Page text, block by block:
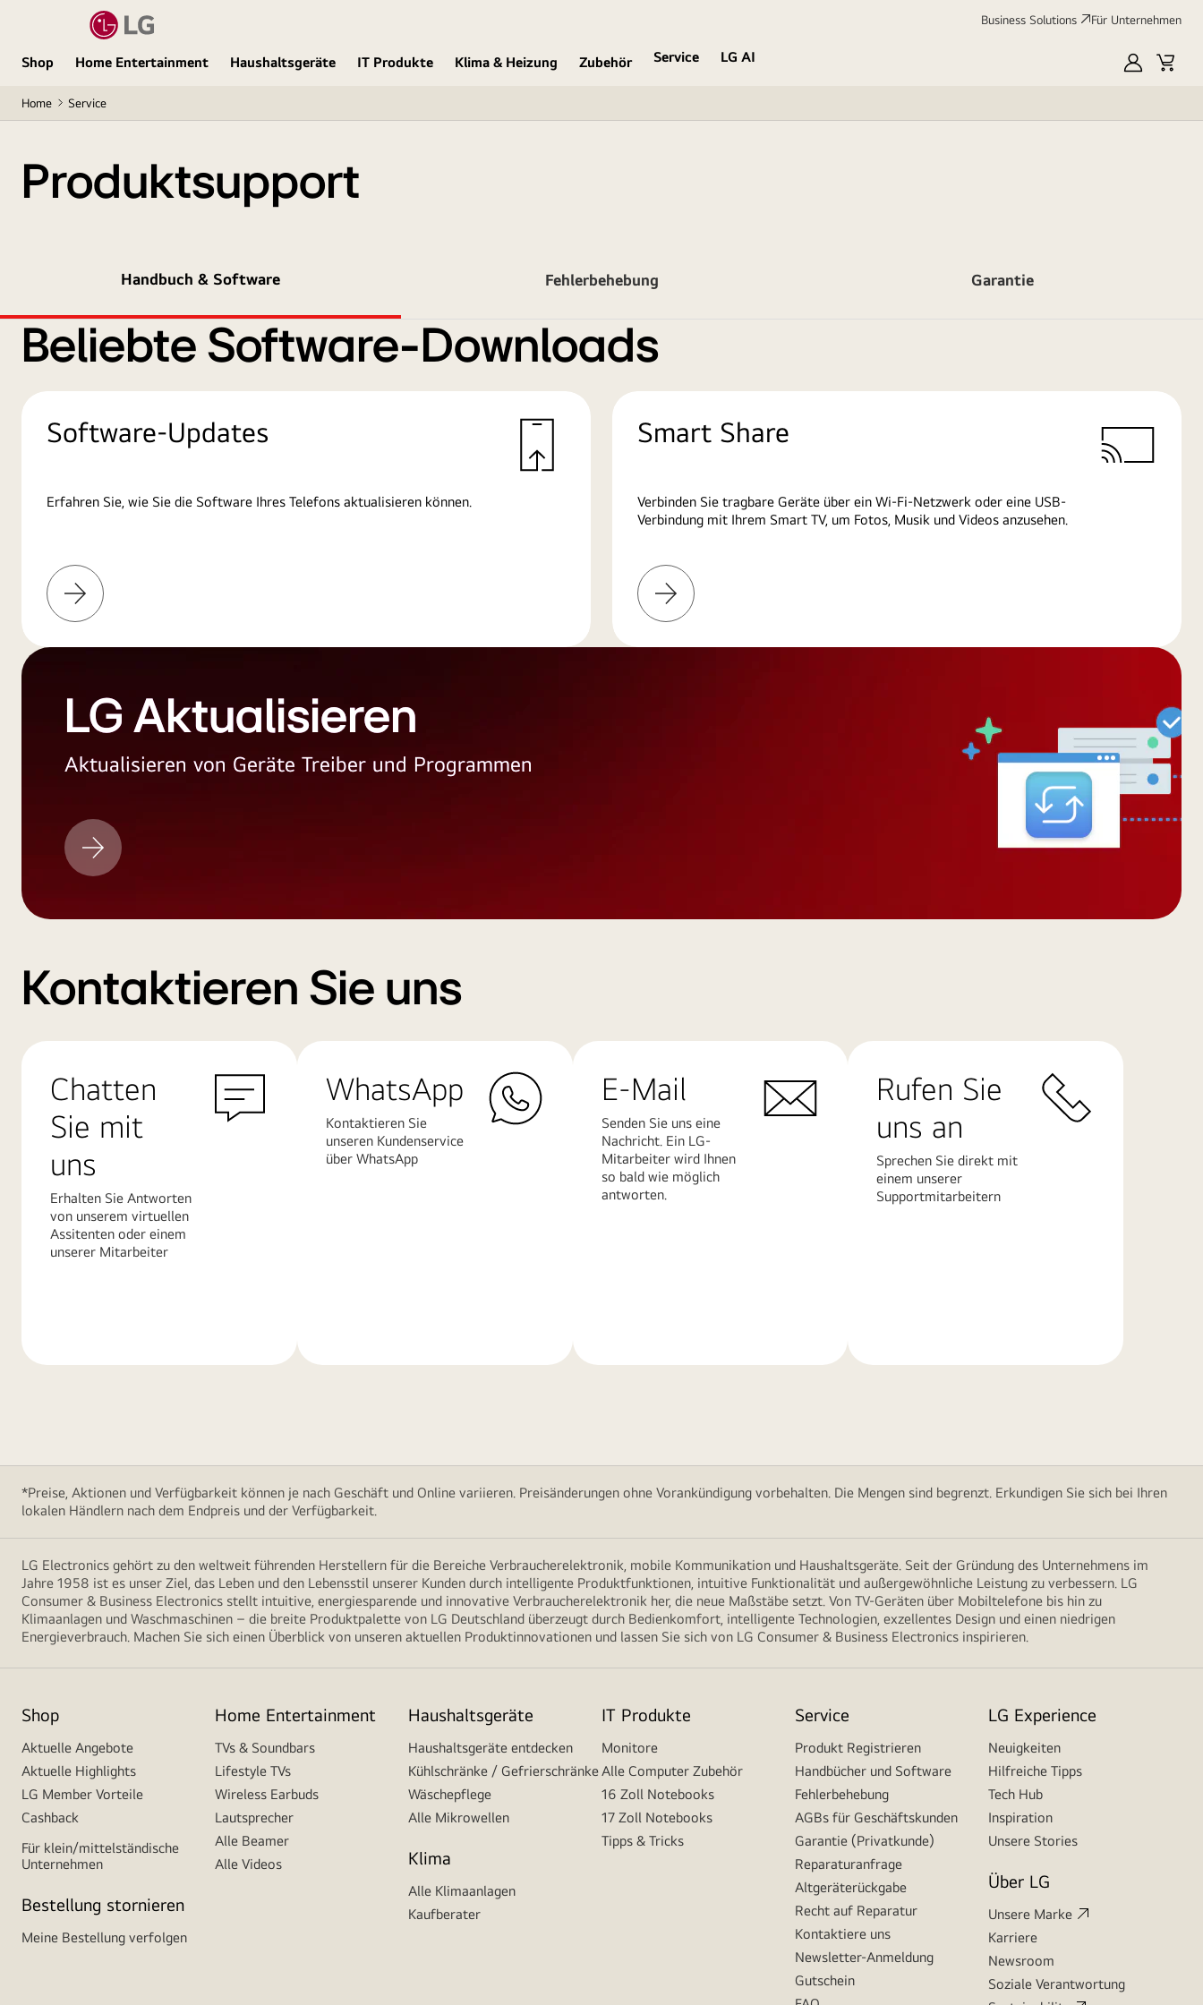
Business Solutions Für Unternehmen
Shop Home Entertainment Haushaltsgeräte IT Produkte Klima & Heizung Zubehör Service
LG AI
MyLGCart
Home Service
Produktsupport
Handbuch & Software Fehlerbehebung Garantie
Beliebte Software-Downloads
Software-Updates
Erfahren Sie, wie Sie die Software Ihres Telefons aktualisieren können.
Weitere
Informationen
Smart Share
Verbinden Sie tragbare Geräte über ein Wi-Fi-Netzwerk oder eine USB-
Verbindung mit Ihrem Smart TV, um Fotos, Musik und Videos anzusehen.
Weitere
Informationen
LG Aktualisieren
Aktualisieren von Geräte Treiber und Programmen
LG
Aktualisieren
Kontaktieren Sie uns
Chatten
Sie mit
uns
Erhalten Sie Antworten
von unserem virtuellen
Assitenten oder einem
unserer Mitarbeiter
WhatsApp
Kontaktieren Sie
unseren Kundenservice
über WhatsApp
E-Mail
Senden Sie uns eine
Nachricht. Ein LG-
Mitarbeiter wird Ihnen
so bald wie möglich
antworten.
Rufen Sie
uns an
Sprechen Sie direkt mit
einem unserer
Supportmitarbeitern
*Preise, Aktionen und Verfügbarkeit können je nach Geschäft und Online variieren. Preisänderungen ohne Vorankündigung vorbehalten. Die Mengen sind begrenzt. Erkundigen Sie sich bei Ihren
lokalen Händlern nach dem Endpreis und der Verfügbarkeit.
LG Electronics gehört zu den weltweit führenden Herstellern für die Bereiche Verbraucherelektronik, mobile Kommunikation und Haushaltsgeräte. Seit der Gründung des Unternehmens im
Jahre 1958 ist es unser Ziel, das Leben und den Lebensstil unserer Kunden durch intelligente Produktfunktionen, intuitive Funktionalität und außergewöhnliche Leistung zu verbessern. LG
Consumer & Business Electronics stellt intuitive, energiesparende und innovative Verbraucherelektronik her, die neue Maßstäbe setzt. Von TV-Geräten über Mobiltelefone bis hin zu
Klimaanlagen und Waschmaschinen – die breite Produktpalette von LG Deutschland überzeugt durch Bedienkomfort, intelligente Technologien, exzellentes Design und einen niedrigen
Energieverbrauch. Machen Sie sich einen Überblick von unseren aktuellen Produktinnovationen und lassen Sie sich von LG Consumer & Business Electronics inspirieren.
Shop
Aktuelle Angebote
Aktuelle Highlights
LG Member Vorteile
Cashback
Für klein/mittelständische
Unternehmen
Bestellung stornieren
Meine Bestellung verfolgen
Home Entertainment
TVs & Soundbars
Lifestyle TVs
Wireless Earbuds
Lautsprecher
Alle Beamer
Alle Videos
Haushaltsgeräte
Haushaltsgeräte entdecken
Kühlschränke / Gefrierschränke
Wäschepflege
Alle Mikrowellen
Klima
Alle Klimaanlagen
Kaufberater
IT Produkte
Monitore
Alle Computer Zubehör
16 Zoll Notebooks
17 Zoll Notebooks
Tipps & Tricks
Service
Produkt Registrieren
Handbücher und Software
Fehlerbehebung
AGBs für Geschäftskunden
Garantie (Privatkunde)
Reparaturanfrage
Altgeräterückgabe
Recht auf Reparatur
Kontaktiere uns
Newsletter-Anmeldung
Gutschein
LG Experience
Neuigkeiten
Hilfreiche Tipps
Tech Hub
Inspiration
Unsere Stories
Über LG
Unsere Marke
Karriere
Newsroom
Soziale Verantwortung